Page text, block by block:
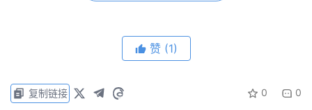
之前就提醒过，只持有USDT和USDC，其他稳定币风险极
盘，直接归零！USDE昨晚脱钩后恢复是因为现在是牛市，
赞 (1)
0 0
复制链接